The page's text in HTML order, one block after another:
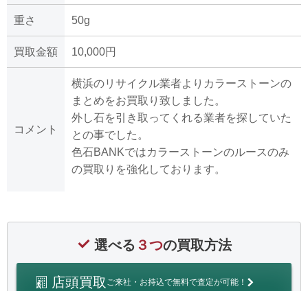
重さ 50g
買取金額 10,000円
コメント
横浜のリサイクル業者よりカラーストーンの
まとめをお買取り致しました。
外し石を引き取ってくれる業者を探していた
との事でした。
色石BANKではカラーストーンのルースのみ
の買取りを強化しております。
選べる ３つの買取方法
店頭買取 ご来社・お持込で無料で査定が可能！